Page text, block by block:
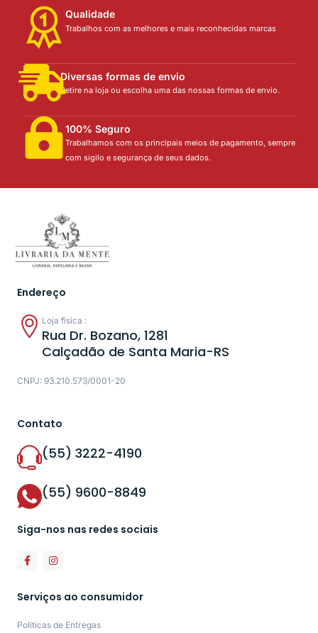
Qualidade
Trabalhos com as melhores e mais reconhecidas marcas
Diversas formas de envio
Retire na loja ou escolha uma das nossas formas de envio.
100% Seguro
Trabalhamos com os principais meios de pagamento, sempre
com sigilo e segurança de seus dados.
Endereço
Loja física :
Rua Dr. Bozano, 1281
Calçadão de Santa Maria-RS
CNPJ: 93.210.573/0001-20
Contato
(55) 3222-4190
(55) 9600-8849
Siga-nos nas redes sociais
Serviços ao consumidor
Políticas de Entregas